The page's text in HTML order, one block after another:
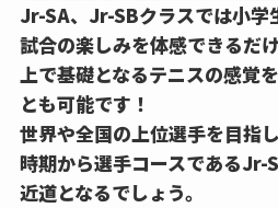
Jr-SA、Jr-SBクラスでは小学
試合の楽しみを体感できるだけ
上で基礎となるテニスの感覚
とも可能です！
世界や全国の上位選手を目指
時期から選手コースであるJr-
近道となるでしょう。